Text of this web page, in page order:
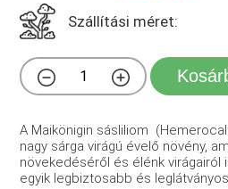
Szállítási méret:
A Maikönigin sásliliom
nagy sárga virágú évelő növény,
növekedéséről és élénk virágairól
egyik legbiztosabb és